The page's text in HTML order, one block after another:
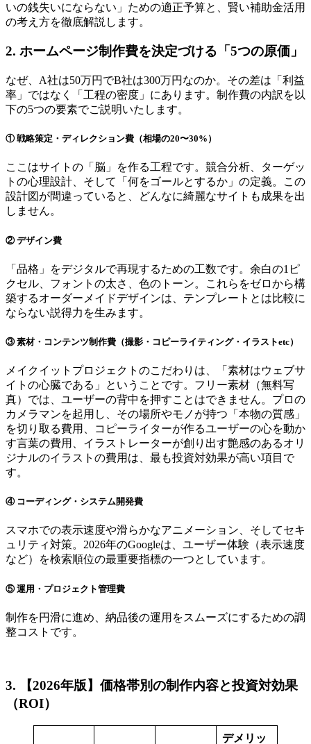
いの銭失いにならない」ための適正予算と、賢い補助金活用
の考え方を徹底解説します。
2. ホームページ制作費を決定づける「5つの原価」
なぜ、A社は50万円でB社は300万円なのか。その差は「利益
率」ではなく「工程の密度」にあります。制作費の内訳を以
下の5つの要素でご説明いたします。
① 戦略策定・ディレクション費（相場の20〜30%）
ここはサイトの「脳」を作る工程です。競合分析、ターゲッ
トの心理設計、そして「何をゴールとするか」の定義。この
設計図が間違っていると、どんなに綺麗なサイトも成果を出
しません。
② デザイン費
「品格」をデジタルで再現するための工数です。余白の1ピ
クセル、フォントの太さ、色のトーン。これらをゼロから構
築するオーダーメイドデザインは、テンプレートとは比較に
ならない説得力を生みます。
③ 素材・コンテンツ制作費（撮影・コピーライティング・イラストetc）
メイクイットプロジェクトのこだわりは、「素材はウェブサ
イトの心臓である」ということです。フリー素材（無料写
真）では、ユーザーの背中を押すことはできません。プロの
カメラマンを起用し、その場所やモノが持つ「本物の質感」
を切り取る費用、コピーライターが作るユーザーの心を動か
す言葉の費用、イラストレーターが創り出す艶感のあるオリ
ジナルのイラストの費用は、最も投資対効果が高い項目で
す。
④ コーディング・システム開発費
スマホでの表示速度や滑らかなアニメーション、そしてセキ
ュリティ対策。2026年のGoogleは、ユーザー体験（表示速度
など）を検索順位の最重要指標の一つとしています。
⑤ 運用・プロジェクト管理費
制作を円滑に進め、納品後の運用をスムーズにするための調
整コストです。
3. 【2026年版】価格帯別の制作内容と投資対効果
（ROI）
デメリッ